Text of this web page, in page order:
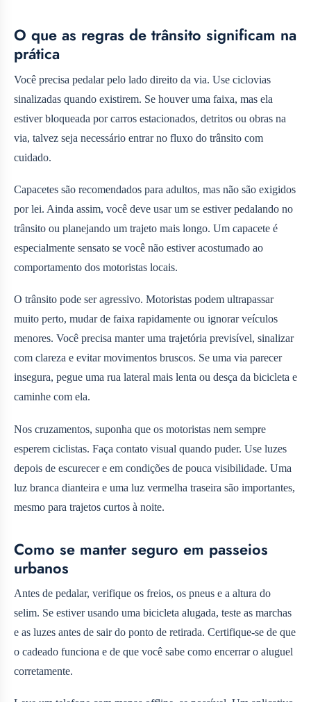
O que as regras de trânsito significam na
prática
Você precisa pedalar pelo lado direito da via. Use ciclovias
sinalizadas quando existirem. Se houver uma faixa, mas ela
estiver bloqueada por carros estacionados, detritos ou obras na
via, talvez seja necessário entrar no fluxo do trânsito com
cuidado.
Capacetes são recomendados para adultos, mas não são exigidos
por lei. Ainda assim, você deve usar um se estiver pedalando no
trânsito ou planejando um trajeto mais longo. Um capacete é
especialmente sensato se você não estiver acostumado ao
comportamento dos motoristas locais.
O trânsito pode ser agressivo. Motoristas podem ultrapassar
muito perto, mudar de faixa rapidamente ou ignorar veículos
menores. Você precisa manter uma trajetória previsível, sinalizar
com clareza e evitar movimentos bruscos. Se uma via parecer
insegura, pegue uma rua lateral mais lenta ou desça da bicicleta e
caminhe com ela.
Nos cruzamentos, suponha que os motoristas nem sempre
esperem ciclistas. Faça contato visual quando puder. Use luzes
depois de escurecer e em condições de pouca visibilidade. Uma
luz branca dianteira e uma luz vermelha traseira são importantes,
mesmo para trajetos curtos à noite.
Como se manter seguro em passeios
urbanos
Antes de pedalar, verifique os freios, os pneus e a altura do
selim. Se estiver usando uma bicicleta alugada, teste as marchas
e as luzes antes de sair do ponto de retirada. Certifique-se de que
o cadeado funciona e de que você sabe como encerrar o aluguel
corretamente.